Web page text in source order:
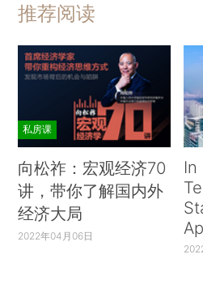
推荐阅读
私房课
向松祚：宏观经济70
讲，带你了解国内外
经济大局
2022年04月06日
In